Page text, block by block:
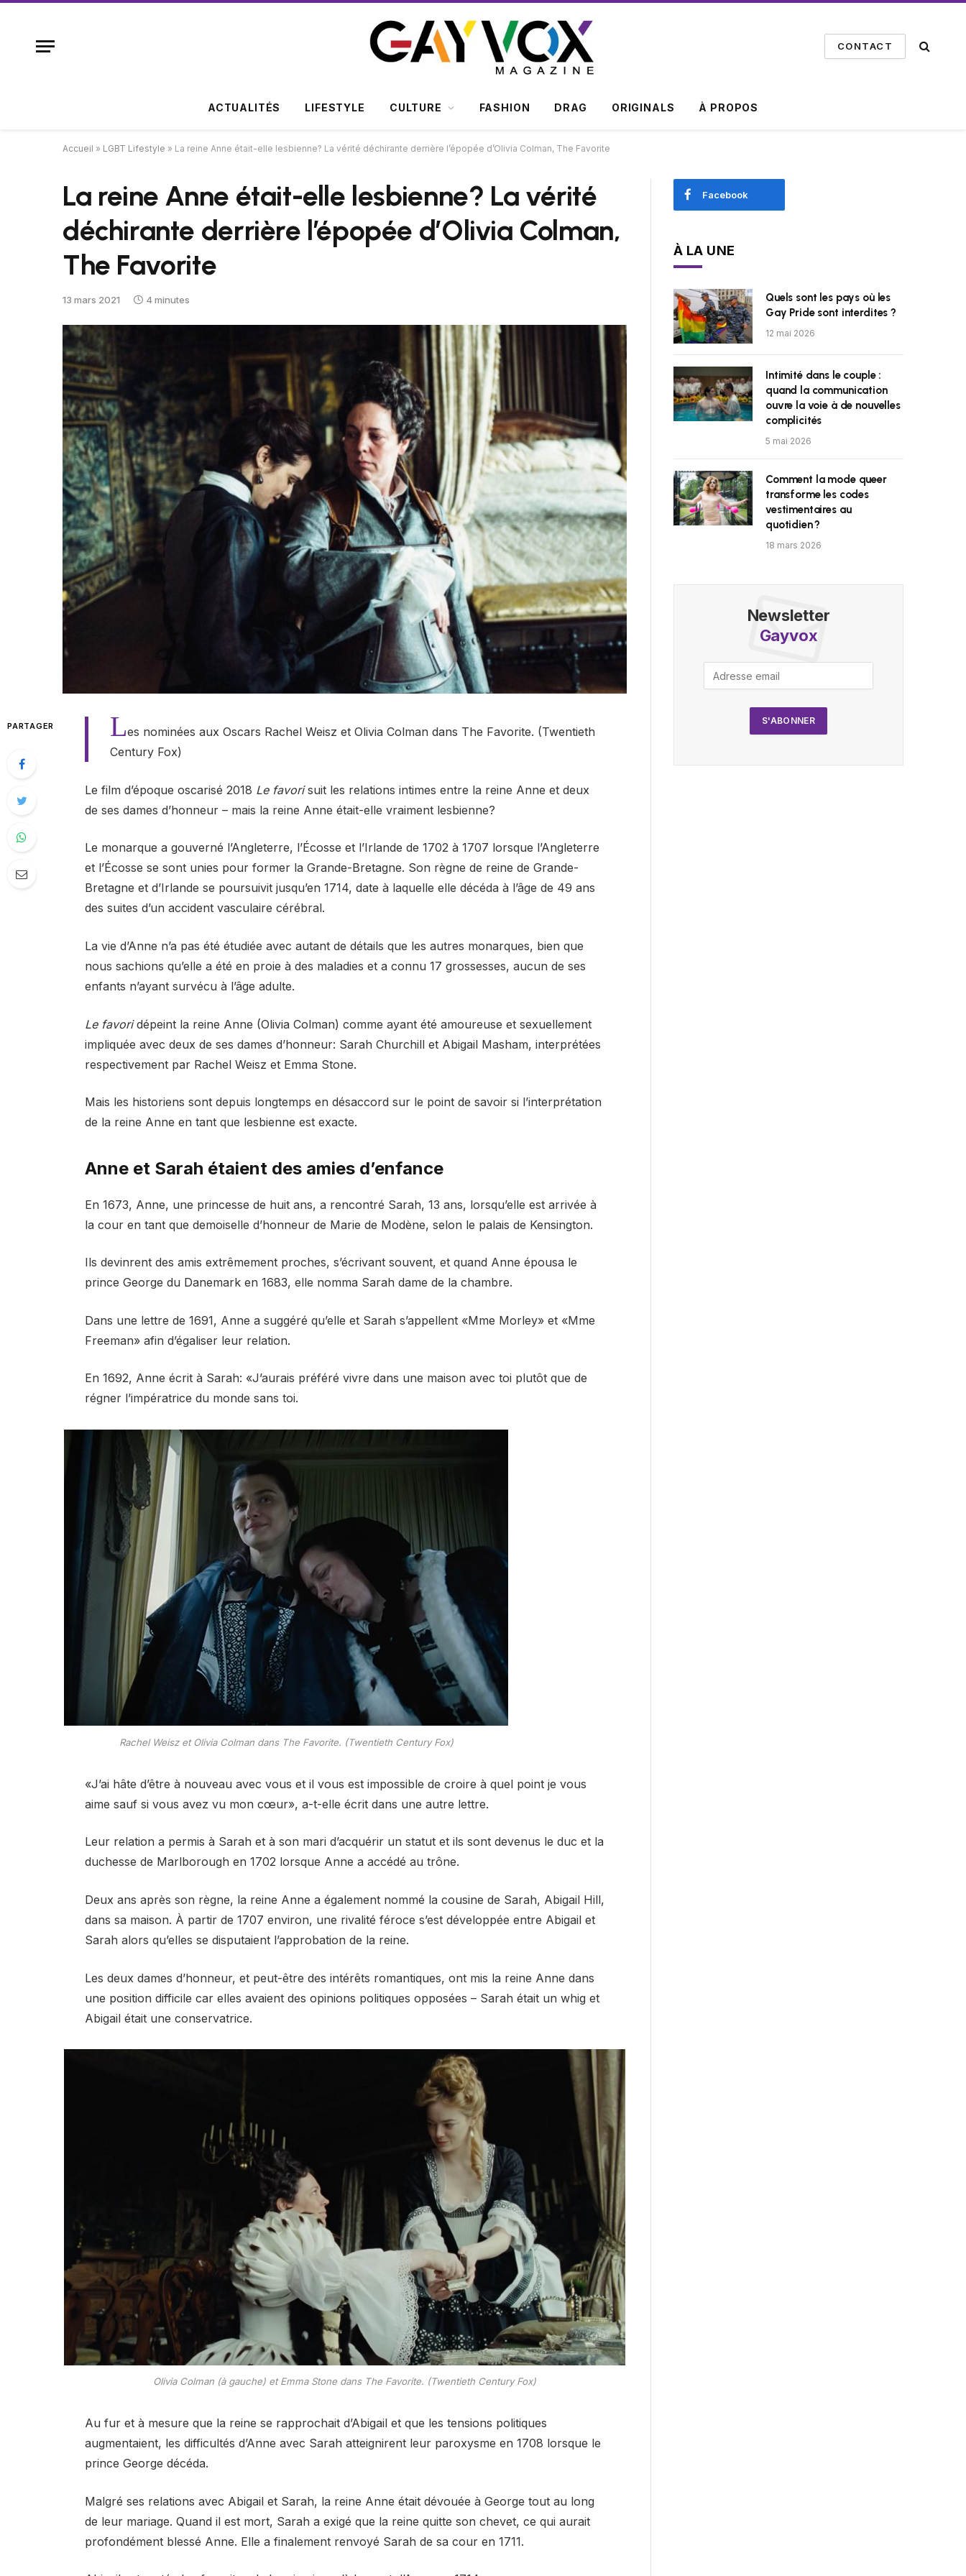
CONTACT
ACTUALITÉS LIFESTYLE CULTURE FASHION DRAG ORIGINALS À PROPOS
Accueil » LGBT Lifestyle » La reine Anne était-elle lesbienne? La vérité déchirante derrière l’épopée d’Olivia Colman, The Favorite
La reine Anne était-elle lesbienne? La vérité
déchirante derrière l’épopée d’Olivia Colman,
The Favorite
13 mars 2021 4 minutes
PARTAGER Les nominées aux Oscars Rachel Weisz et Olivia Colman dans The Favorite. (Twentieth
Century Fox)
Le film d’époque oscarisé 2018 Le favorisuit les relations intimes entre la reine Anne et deux
de ses dames d’honneur – mais la reine Anne était-elle vraiment lesbienne?
Le monarque a gouverné l’Angleterre, l’Écosse et l’Irlande de 1702 à 1707 lorsque l’Angleterre
et l’Écosse se sont unies pour former la Grande-Bretagne. Son règne de reine de Grande-
Bretagne et d’Irlande se poursuivit jusqu’en 1714, date à laquelle elle décéda à l’âge de 49 ans
des suites d’un accident vasculaire cérébral.
La vie d’Anne n’a pas été étudiée avec autant de détails que les autres monarques, bien que
nous sachions qu’elle a été en proie à des maladies et a connu 17 grossesses, aucun de ses
enfants n’ayant survécu à l’âge adulte.
Le favoridépeint la reine Anne (Olivia Colman) comme ayant été amoureuse et sexuellement
impliquée avec deux de ses dames d’honneur: Sarah Churchill et Abigail Masham, interprétées
respectivement par Rachel Weisz et Emma Stone.
Mais les historiens sont depuis longtemps en désaccord sur le point de savoir si l’interprétation
de la reine Anne en tant que lesbienne est exacte.
Anne et Sarah étaient des amies d’enfance
En 1673, Anne, une princesse de huit ans, a rencontré Sarah, 13 ans, lorsqu’elle est arrivée à
la cour en tant que demoiselle d’honneur de Marie de Modène, selon le palais de Kensington.
Ils devinrent des amis extrêmement proches, s’écrivant souvent, et quand Anne épousa le
prince George du Danemark en 1683, elle nomma Sarah dame de la chambre.
Dans une lettre de 1691, Anne a suggéré qu’elle et Sarah s’appellent «Mme Morley» et «Mme
Freeman» afin d’égaliser leur relation.
En 1692, Anne écrit à Sarah: «J’aurais préféré vivre dans une maison avec toi plutôt que de
régner l’impératrice du monde sans toi.
Rachel Weisz et Olivia Colman dans The Favorite. (Twentieth Century Fox)
«J’ai hâte d’être à nouveau avec vous et il vous est impossible de croire à quel point je vous
aime sauf si vous avez vu mon cœur», a-t-elle écrit dans une autre lettre.
Leur relation a permis à Sarah et à son mari d’acquérir un statut et ils sont devenus le duc et la
duchesse de Marlborough en 1702 lorsque Anne a accédé au trône.
Deux ans après son règne, la reine Anne a également nommé la cousine de Sarah, Abigail Hill,
dans sa maison. À partir de 1707 environ, une rivalité féroce s’est développée entre Abigail et
Sarah alors qu’elles se disputaient l’approbation de la reine.
Les deux dames d’honneur, et peut-être des intérêts romantiques, ont mis la reine Anne dans
une position difficile car elles avaient des opinions politiques opposées – Sarah était un whig et
Abigail était une conservatrice.
Olivia Colman (à gauche) et Emma Stone dans The Favorite. (Twentieth Century Fox)
Au fur et à mesure que la reine se rapprochait d’Abigail et que les tensions politiques
augmentaient, les difficultés d’Anne avec Sarah atteignirent leur paroxysme en 1708 lorsque le
prince George décéda.
Malgré ses relations avec Abigail et Sarah, la reine Anne était dévouée à George tout au long
de leur mariage. Quand il est mort, Sarah a exigé que la reine quitte son chevet, ce qui aurait
profondément blessé Anne. Elle a finalement renvoyé Sarah de sa cour en 1711.
Facebook
À LA UNE
Quels sont les pays où les
Gay Pride sont interdites ?
12 mai 2026
Intimité dans le couple :
quand la communication
ouvre la voie à de nouvelles
complicités
5 mai 2026
Comment la mode queer
transforme les codes
vestimentaires au
quotidien ?
18 mars 2026
Newsletter
Gayvox